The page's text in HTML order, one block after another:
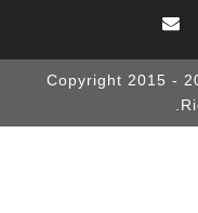
Copyright 2015 -